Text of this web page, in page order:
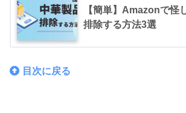
【簡単】Amazonで怪
排除する方法3選
目次に戻る